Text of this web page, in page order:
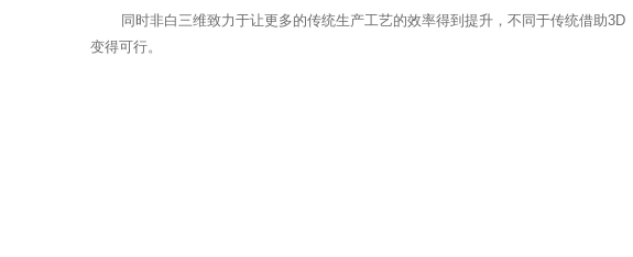
同时非白三维致力于让更多的传统生产工艺的效率得到提升，不同于传统借助3D
变得可行。